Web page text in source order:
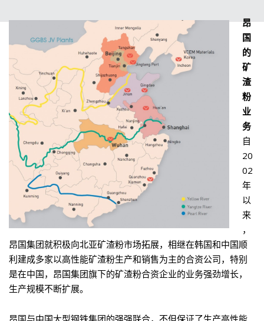
昂
国
的
矿
渣
粉
业
务
自
20
02
年
以
来
，
昂国集团就积极向北亚矿渣粉市场拓展，相继在韩国和中国顺
利建成多家以高性能矿渣粉生产和销售为主的合资公司，特别
是在中国，昂国集团旗下的矿渣粉合资企业的业务强劲增长，
生产规模不断扩展。
昂国与中国大型钢铁集团的强强联合，不但保证了生产高性能